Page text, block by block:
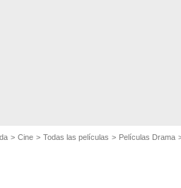
Cine Todas las películas Películas Drama